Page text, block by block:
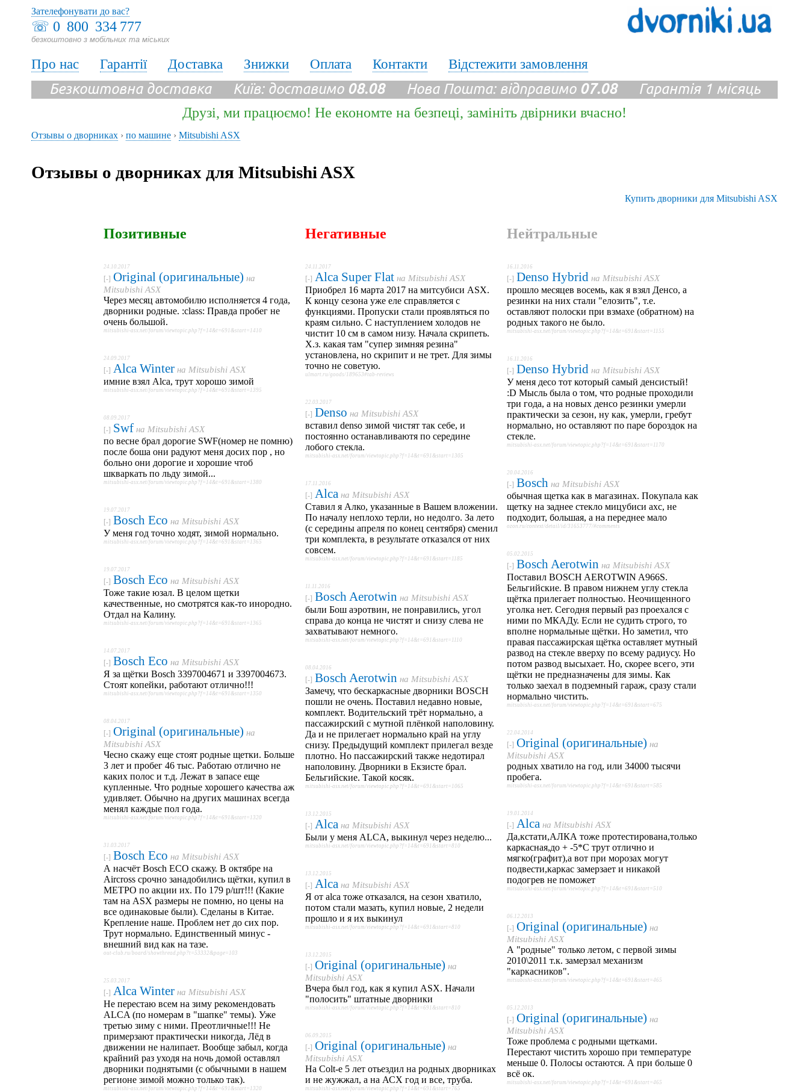
☏ 0 800 334 777
безкоштовно з мобільних та міських
Зателефонувати до вас?
Про нас Гарантії Доставка Знижки Оплата Контакти Відстежити замовлення
Безкоштовна доставка Київ: доставимо 08.08Нова Пошта: відправимо 07.08Гарантія 1 місяць
Друзі, ми працюємо! Не економте на безпеці, замініть двірники вчасно!
Отзывы о дворниках › по машине › Mitsubishi ASX
Отзывы о дворниках для Mitsubishi ASX
Купить дворники для Mitsubishi ASX
Позитивные
24.10.2017
[-] Original (оригинальные) на
Mitsubishi ASX
Через месяц автомобилю исполняется 4 года,
дворники родные. :class: Правда пробег не
очень большой.
mitsubishi-asx.net/forum/viewtopic.php?f=14&t=691&start=1410
24.09.2017
[-] Alca Winter на Mitsubishi ASX
имние взял Alca, трут хорошо зимой
mitsubishi-asx.net/forum/viewtopic.php?f=14&t=691&start=1395
08.09.2017
[-] Swf на Mitsubishi ASX
по весне брал дорогие SWF(номер не помню)
после боша они радуют меня досих пор , но
больно они дорогие и хорошие чтоб
шкваркать по льду зимой...
mitsubishi-asx.net/forum/viewtopic.php?f=14&t=691&start=1380
19.07.2017
[-] Bosch Eco на Mitsubishi ASX
У меня год точно ходят, зимой нормально.
mitsubishi-asx.net/forum/viewtopic.php?f=14&t=691&start=1365
19.07.2017
[-] Bosch Eco на Mitsubishi ASX
Тоже такие юзал. В целом щетки
качественные, но смотрятся как-то инородно.
Отдал на Калину.
mitsubishi-asx.net/forum/viewtopic.php?f=14&t=691&start=1365
14.07.2017
[-] Bosch Eco на Mitsubishi ASX
Я за щётки Bosch 3397004671 и 3397004673.
Стоят копейки, работают отлично!!!
mitsubishi-asx.net/forum/viewtopic.php?f=14&t=691&start=1350
08.04.2017
[-] Original (оригинальные) на
Mitsubishi ASX
Чесно скажу еще стоят родные щетки. Больше
3 лет и пробег 46 тыс. Работаю отлично не
каких полос и т.д. Лежат в запасе еще
купленные. Что родные хорошего качества аж
удивляет. Обычно на других машинах всегда
менял каждые пол года.
mitsubishi-asx.net/forum/viewtopic.php?f=14&t=691&start=1320
31.03.2017
[-] Bosch Eco на Mitsubishi ASX
А насчёт Bosch ECO скажу. В октябре на
Aircross срочно занадобились щётки, купил в
МЕТРО по акции их. По 179 р/шт!!! (Какие
там на ASX размеры не помню, но цены на
все одинаковые были). Сделаны в Китае.
Крепление наше. Проблем нет до сих пор.
Трут нормально. Единственный минус -
внешний вид как на тазе.
out-club.ru/board/showthread.php?t=53332&page=103
25.03.2017
[-] Alca Winter на Mitsubishi ASX
Не перестаю всем на зиму рекомендовать
ALCA (по номерам в "шапке" темы). Уже
третью зиму с ними. Преотличные!!! Не
примерзают практически никогда, Лёд в
движении не налипает. Вообще забыл, когда
крайний раз уходя на ночь домой оставлял
дворники поднятыми (с обычными в нашем
регионе зимой можно только так).
mitsubishi-asx.net/forum/viewtopic.php?f=14&t=691&start=1320
Негативные
24.11.2017
[-] Alca Super Flat на Mitsubishi ASX
Приобрел 16 марта 2017 на митсубиси ASX.
К концу сезона уже еле справляется с
функциями. Пропуски стали проявляться по
краям сильно. С наступлением холодов не
чистит 10 см в самом низу. Начала скрипеть.
Х.з. какая там "супер зимняя резина"
установлена, но скрипит и не трет. Для зимы
точно не советую.
ulmart.ru/goods/189653#tab-reviews
22.03.2017
[-] Denso на Mitsubishi ASX
вставил denso зимой чистят так себе, и
постоянно останавливаютя по середине
лобого стекла.
mitsubishi-asx.net/forum/viewtopic.php?f=14&t=691&start=1305
17.11.2016
[-] Alca на Mitsubishi ASX
Ставил я Алко, указанные в Вашем вложении.
По началу неплохо терли, но недолго. За лето
(с середины апреля по конец сентября) сменил
три комплекта, в результате отказался от них
совсем.
mitsubishi-asx.net/forum/viewtopic.php?f=14&t=691&start=1185
11.11.2016
[-] Bosch Aerotwin на Mitsubishi ASX
были Бош аэротвин, не понравились, угол
справа до конца не чистят и снизу слева не
захватывают немного.
mitsubishi-asx.net/forum/viewtopic.php?f=14&t=691&start=1110
08.04.2016
[-] Bosch Aerotwin на Mitsubishi ASX
Замечу, что бескаркасные дворники BOSCH
пошли не очень. Поставил недавно новые,
комплект. Водительский трёт нормально, а
пассажирский с мутной плёнкой наполовину.
Да и не прилегает нормально край на углу
снизу. Предыдущий комплект прилегал везде
плотно. Но пассажирский также недотирал
наполовину. Дворники в Екзисте брал.
Бельгийские. Такой косяк.
mitsubishi-asx.net/forum/viewtopic.php?f=14&t=691&start=1065
13.12.2015
[-] Alca на Mitsubishi ASX
Были у меня ALCA, выкинул через неделю...
mitsubishi-asx.net/forum/viewtopic.php?f=14&t=691&start=810
13.12.2015
[-] Alca на Mitsubishi ASX
Я от alca тоже отказался, на сезон хватило,
потом стали мазать, купил новые, 2 недели
прошло и я их выкинул
mitsubishi-asx.net/forum/viewtopic.php?f=14&t=691&start=810
13.12.2015
[-] Original (оригинальные) на
Mitsubishi ASX
Вчера был год, как я купил ASX. Начали
"полосить" штатные дворники
mitsubishi-asx.net/forum/viewtopic.php?f=14&t=691&start=810
06.09.2015
[-] Original (оригинальные) на
Mitsubishi ASX
На Colt-е 5 лет отьездил на родных дворниках
и не жужжал, а на АСХ год и все, труба.
mitsubishi-asx.net/forum/viewtopic.php?f=14&t=691&start=765
Нейтральные
16.11.2016
[-] Denso Hybrid на Mitsubishi ASX
прошло месяцев восемь, как я взял Денсо, а
резинки на них стали "елозить", т.е.
оставляют полоски при взмахе (обратном) на
родных такого не было.
mitsubishi-asx.net/forum/viewtopic.php?f=14&t=691&start=1155
16.11.2016
[-] Denso Hybrid на Mitsubishi ASX
У меня десо тот который самый денсистый!
:D Мысль была о том, что родные проходили
три года, а на новых денсо резинки умерли
практически за сезон, ну как, умерли, гребут
нормально, но оставляют по паре бороздок на
стекле.
mitsubishi-asx.net/forum/viewtopic.php?f=14&t=691&start=1170
20.04.2016
[-] Bosch на Mitsubishi ASX
обычная щетка как в магазинах. Покупала как
щетку на заднее стекло мицубиси ахс, не
подходит, большая, а на переднее мало
ozon.ru/context/detail/id/31653777/#comments
05.02.2015
[-] Bosch Aerotwin на Mitsubishi ASX
Поставил BOSCH AEROTWIN A966S.
Бельгийские. В правом нижнем углу стекла
щётка прилегает полностью. Неочищенного
уголка нет. Сегодня первый раз проехался с
ними по МКАДу. Если не судить строго, то
вполне нормальные щётки. Но заметил, что
правая пассажирская щётка оставляет мутный
развод на стекле вверху по всему радиусу. Но
потом развод высыхает. Но, скорее всего, эти
щётки не предназначены для зимы. Как
только заехал в подземный гараж, сразу стали
нормально чистить.
mitsubishi-asx.net/forum/viewtopic.php?f=14&t=691&start=675
22.04.2014
[-] Original (оригинальные) на
Mitsubishi ASX
родных хватило на год, или 34000 тысячи
пробега.
mitsubishi-asx.net/forum/viewtopic.php?f=14&t=691&start=585
19.01.2014
[-] Alca на Mitsubishi ASX
Да,кстати,АЛКА тоже протестирована,только
каркасная,до + -5*С трут отлично и
мягко(графит),а вот при морозах могут
подвести,каркас замерзает и никакой
подогрев не поможет
mitsubishi-asx.net/forum/viewtopic.php?f=14&t=691&start=510
06.12.2013
[-] Original (оригинальные) на
Mitsubishi ASX
А "родные" только летом, с первой зимы
2010\2011 т.к. замерзал механизм
"каркасников".
mitsubishi-asx.net/forum/viewtopic.php?f=14&t=691&start=465
05.12.2013
[-] Original (оригинальные) на
Mitsubishi ASX
Тоже проблема с родными щетками.
Перестают чистить хорошо при температуре
меньше 0. Полосы остаются. А при больше 0
всё ок.
mitsubishi-asx.net/forum/viewtopic.php?f=14&t=691&start=465